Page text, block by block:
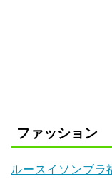
ファッション
ルースイソンブラ